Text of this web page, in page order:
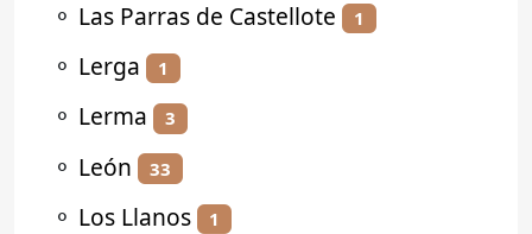
⚬ Las Parras de Castellote 1
⚬ Lerga 1
⚬ Lerma 3
⚬ León 33
⚬ Los Llanos 1